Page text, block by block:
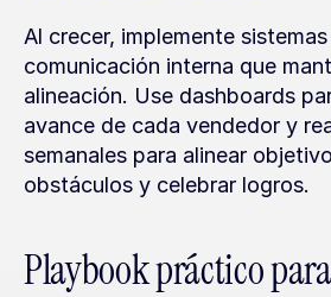
Al crecer, implemente
comunicación interna que
alineación. Use dashboards
avance de cada vendedor y
semanales para alinear
obstáculos y celebrar logros.
Playbook práctico